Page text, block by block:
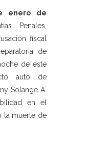
enero de
Penales,
fiscal
de
de este
auto de
Solange A.
en el
la muerte de